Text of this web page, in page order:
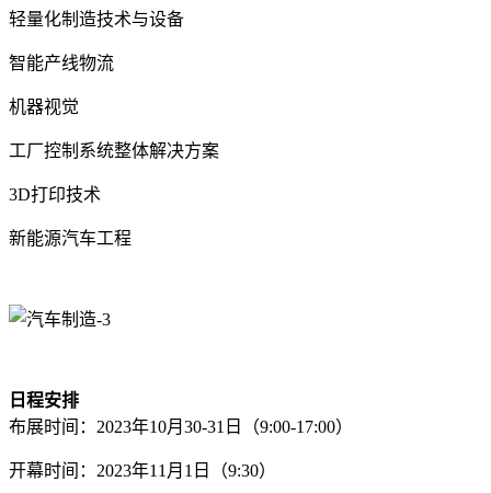
轻量化制造技术与设备
智能产线物流
机器视觉
工厂控制系统整体解决方案
3D打印技术
新能源汽车工程
日程安排
布展时间：2023年10月30-31日（9:00-17:00）
开幕时间：2023年11月1日（9:30）